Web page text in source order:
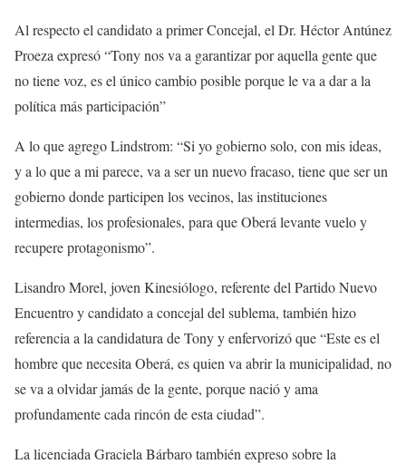
Al respecto el candidato a primer Concejal, el Dr. Héctor Antúnez
Proeza expresó “Tony nos va a garantizar por aquella gente que
no tiene voz, es el único cambio posible porque le va a dar a la
política más participación”
A lo que agrego Lindstrom: “Si yo gobierno solo, con mis ideas,
y a lo que a mi parece, va a ser un nuevo fracaso, tiene que ser un
gobierno donde participen los vecinos, las instituciones
intermedias, los profesionales, para que Oberá levante vuelo y
recupere protagonismo”.
Lisandro Morel, joven Kinesiólogo, referente del Partido Nuevo
Encuentro y candidato a concejal del sublema, también hizo
referencia a la candidatura de Tony y enfervorizó que “Este es el
hombre que necesita Oberá, es quien va abrir la municipalidad, no
se va a olvidar jamás de la gente, porque nació y ama
profundamente cada rincón de esta ciudad”.
La licenciada Graciela Bárbaro también expreso sobre la